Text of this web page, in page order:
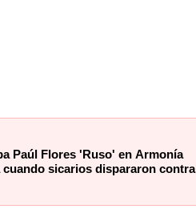
Paúl Flores 'Ruso' en Armonía
cuando sicarios dispararon contra